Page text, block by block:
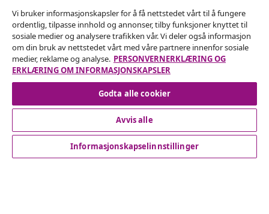
Angre på kontrakten
Send inn en angrerett for bestillingen din.
Angre på kontrakten
Kundeservice
Vi bruker informasjonskapsler for å få nettstedet vårt til å fungere
ordentlig, tilpasse innhold og annonser, tilby funksjoner knyttet til
sosiale medier og analysere trafikken vår. Vi deler også informasjon
om din bruk av nettstedet vårt med våre partnere innenfor sosiale
medier, reklame og analyse. PERSONVERNERKLÆRING OG
ERKLÆRING OM INFORMASJONSKAPSLER
Godta alle cookier
Avvis alle
Informasjonskapselinnstillinger